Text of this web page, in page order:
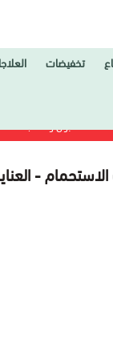
العلاجات
منتجات الاستحمام
-العناية